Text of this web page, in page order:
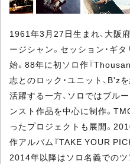
1961年3月27日生まれ、大阪
ージシャン。セッション・ギ
始。88年に初ソロ作『
志とのロック・ユニット、B'z
活躍する一方、ソロではブル
ンスト作品を中心に制作。
ったプロジェクトも展開。
作アルバム『TAKE YOUR
2014年以降はソロ名義での